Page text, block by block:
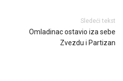
Sledeći tekst
Omladinac ostavio iza sebe
Zvezdu i Partizan